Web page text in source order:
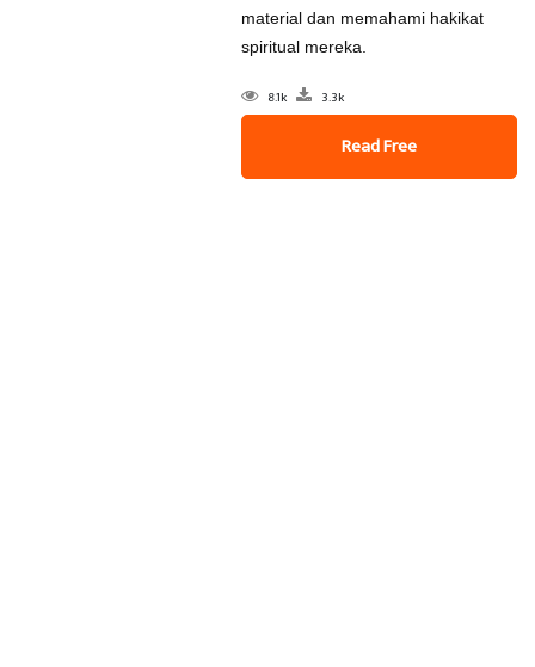
material dan memahami hakikat
spiritual mereka.
8.1k 3.3k
Read Free